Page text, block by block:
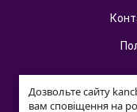
Дозвольте сайту
вам сповіщення на
Дозвольте сайту
вам сповіщення на